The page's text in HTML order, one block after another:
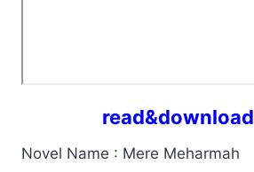
read&download
Novel Name : Mere Meharmah